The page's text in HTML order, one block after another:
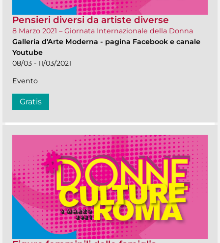
Pensieri diversi da artiste diverse
8 Marzo 2021 – Giornata Internazionale della Donna
Galleria d'Arte Moderna - pagina Facebook e canale
Youtube
08/03 - 11/03/2021
Evento
Gratis